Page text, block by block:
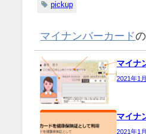
pickup
マイナンバーカード
マイナ
2021年1
マイナ
2021年1